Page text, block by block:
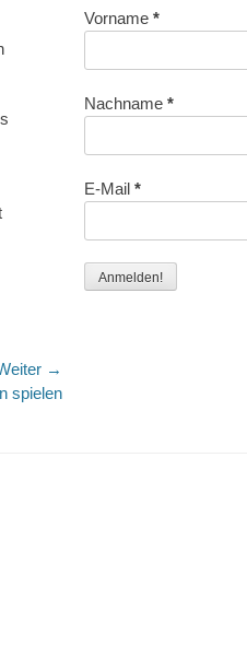
→
spielen
Vorname *
Nachname *
E-Mail *